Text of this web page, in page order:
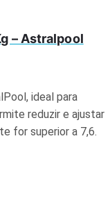
– Astralpool
ideal para
reduzir e ajustar
for superior a 7,6.